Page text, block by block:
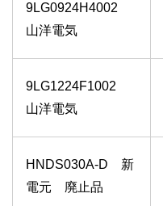
9LG0924H4002
山洋電気
9LG1224F1002
山洋電気
HNDS030A-D 新
電元 廃止品